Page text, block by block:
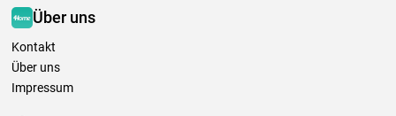
Über uns
Kontakt
Über uns
Impressum